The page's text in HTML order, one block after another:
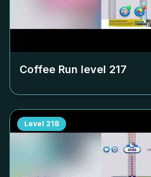
Coffee Run level 217
Level 218